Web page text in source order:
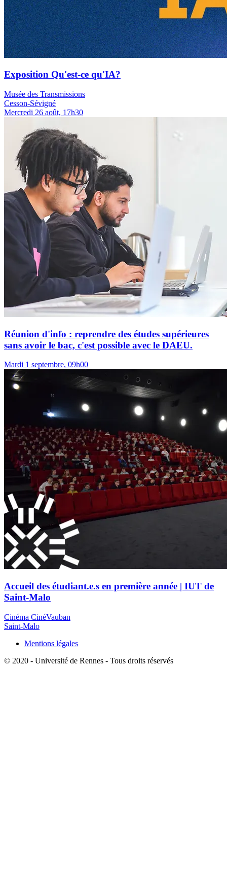
Exposition Qu'est-ce qu'IA?
Musée des Transmissions
Cesson-Sévigné
Mercredi 26 août, 17h30
Réunion d'info : reprendre des études supérieures
sans avoir le bac, c'est possible avec le DAEU.
Mardi 1 septembre, 09h00
Accueil des étudiant.e.s en première année | IUT de
Saint-Malo
Cinéma CinéVauban
Saint-Malo
Mentions légales
© 2020 - Université de Rennes - Tous droits réservés